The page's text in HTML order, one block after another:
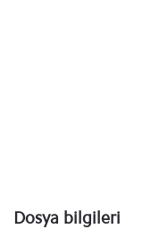
Dosya bilgileri